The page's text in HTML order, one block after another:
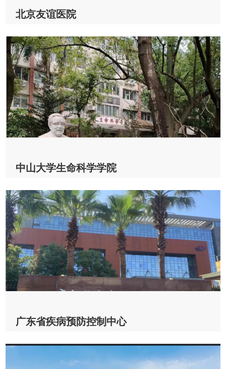
北京友谊医院
北京友谊医院 & CV200
2023-01-12
查看详情
中山大学生命科学学院
中山大学生命科学学院 & CV600
2022-12-16
查看详情
广东省疾病预防控制中心
广东省疾病预防控制中心 & Auto R1